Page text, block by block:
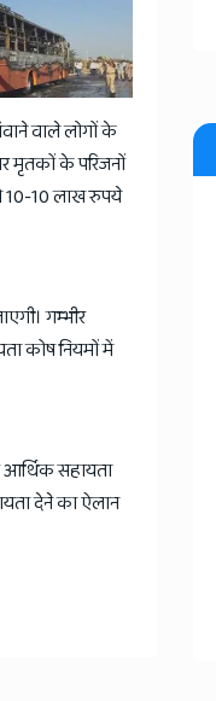
वाले लोगों के
मृतकों के परिजनों
10-10 लाख रुपये
गम्भीर
कोष नियमों में
आर्थिक सहायता
देने का ऐलान